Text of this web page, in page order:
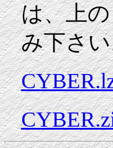
は、上
み下さ